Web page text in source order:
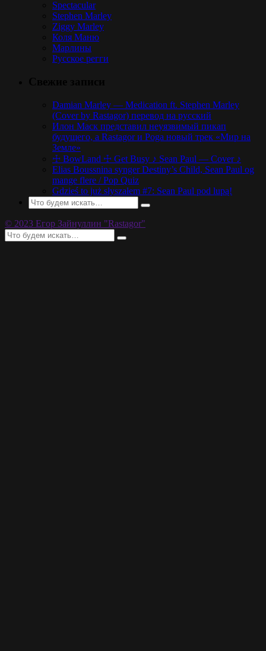
Spectacular
Stephen Marley
Ziggy Marley
Коля Маню
Марлины
Русское регги
Damian Marley — Medication ft. Stephen Marley
(Cover by Rastagor) перевод на русский
Илон Маск представил неуязвимый пикап
будущего, а Rastagor и Poga новый трек «Мир на
Земле»
☩ BowLand ☩ Get Busy ♪ Sean Paul — Cover ♪
Elias Boussnina synger Destiny’s Child, Sean Paul og
mange flere / Pop Quiz
Gdzieś to już słyszałem #7: Sean Paul pod lupą!
© 2023 Егор Зайнуллин "Rastagor"